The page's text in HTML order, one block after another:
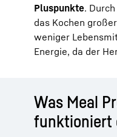
Pluspunkte.
das Kochen
weniger
Energie, da der
Was Meal
funktioniert